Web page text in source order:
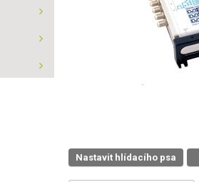
Nastavit hlídacího psa